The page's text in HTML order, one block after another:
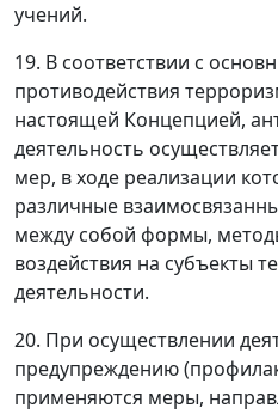
учений.
19. В соответствии с
противодействия
настоящей Концепцией,
деятельность
мер, в ходе реализации
различные
между собой формы,
воздействия на субъекты
деятельности.
20. При осуществлении
предупреждению
применяются меры,